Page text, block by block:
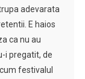
adevarata
E haios
ca nu au
i pregatit, de
festivalul